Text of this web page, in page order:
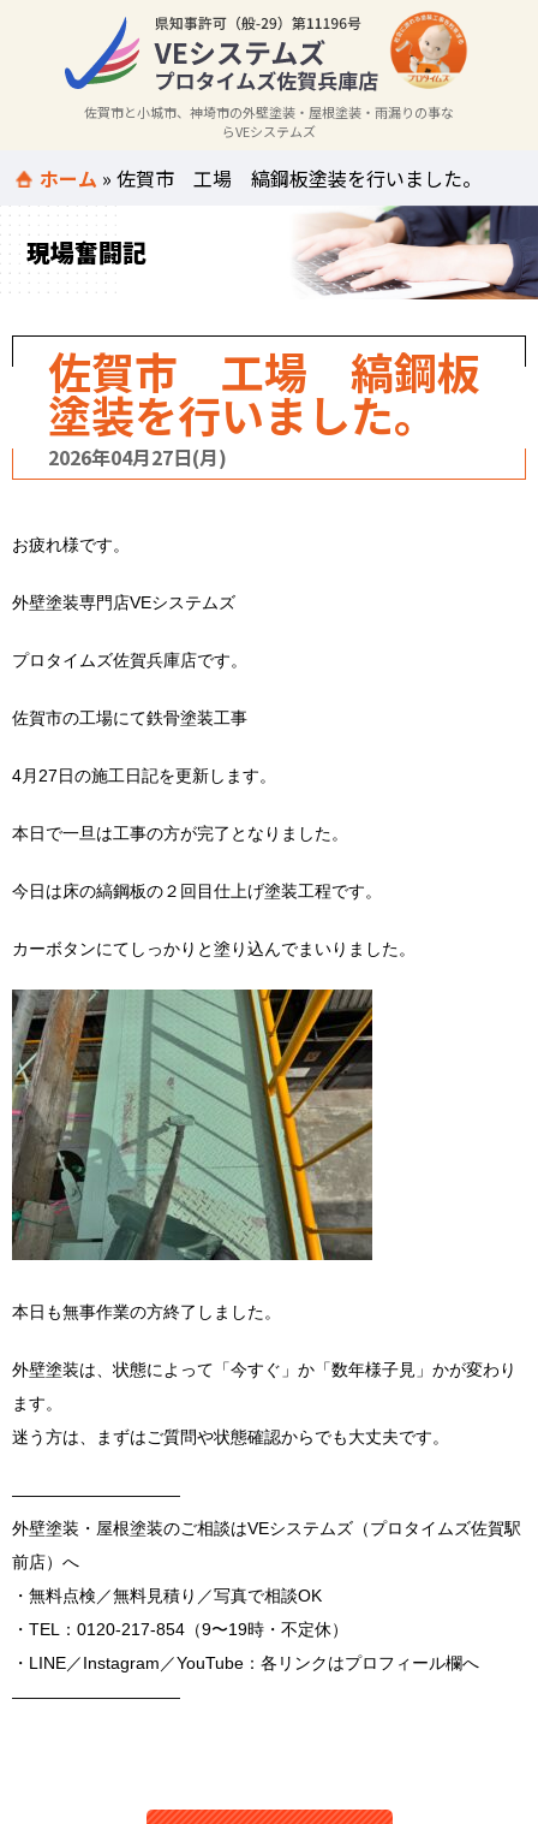
佐賀市と小城市、神埼市の外壁塗装・屋根塗装・雨漏りの事な
らVEシステムズ
ホーム »佐賀市 工場 縞鋼板塗装を行いました。
現場奮闘記
佐賀市 工場 縞鋼板
塗装を行いました。
2026年04月27日(月)
お疲れ様です。
外壁塗装専門店VEシステムズ
プロタイムズ佐賀兵庫店です。
佐賀市の工場にて鉄骨塗装工事
4月27日の施工日記を更新します。
本日で一旦は工事の方が完了となりました。
今日は床の縞鋼板の２回目仕上げ塗装工程です。
カーボタンにてしっかりと塗り込んでまいりました。
本日も無事作業の方終了しました。
外壁塗装は、状態によって「今すぐ」か「数年様子見」かが変わり
ます。
迷う方は、まずはご質問や状態確認からでも大丈夫です。
――――――――――
外壁塗装・屋根塗装のご相談はVEシステムズ（プロタイムズ佐賀駅
前店）へ
・無料点検／無料見積り／写真で相談OK
・TEL：0120-217-854（9〜19時・不定休）
・LINE／Instagram／YouTube：各リンクはプロフィール欄へ
――――――――――